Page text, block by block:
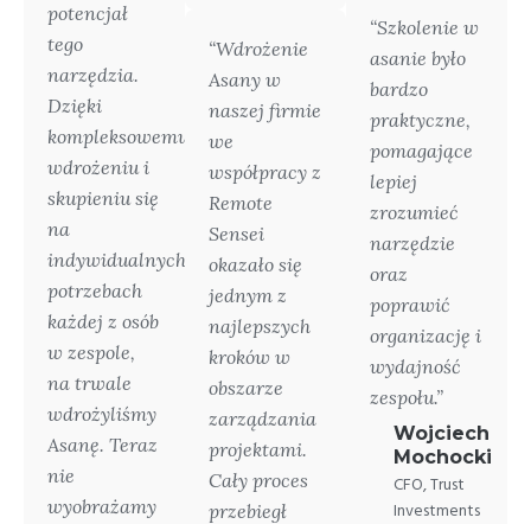
potencjał
tego
narzędzia.
Dzięki
kompleksowemu
wdrożeniu i
skupieniu się
na
indywidualnych
potrzebach
każdej z osób
w zespole,
na trwale
wdrożyliśmy
Asanę. Teraz
nie
wyobrażamy
“Wdrożenie
Asany w
naszej firmie
we
współpracy z
Remote
Sensei
okazało się
jednym z
najlepszych
kroków w
obszarze
zarządzania
projektami.
Cały proces
przebiegł
“Szkolenie w
asanie było
bardzo
praktyczne,
pomagające
lepiej
zrozumieć
narzędzie
oraz
poprawić
organizację i
wydajność
zespołu.”
Wojciech
Mochocki
CFO, Trust
Investments